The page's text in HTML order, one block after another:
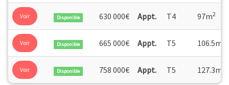
Voir Disponible 630 000€ Appt. T4 97m2
Voir Disponible 665 000€ Appt. T5 106.5m
Voir Disponible 758 000€ Appt. T5 127.3m